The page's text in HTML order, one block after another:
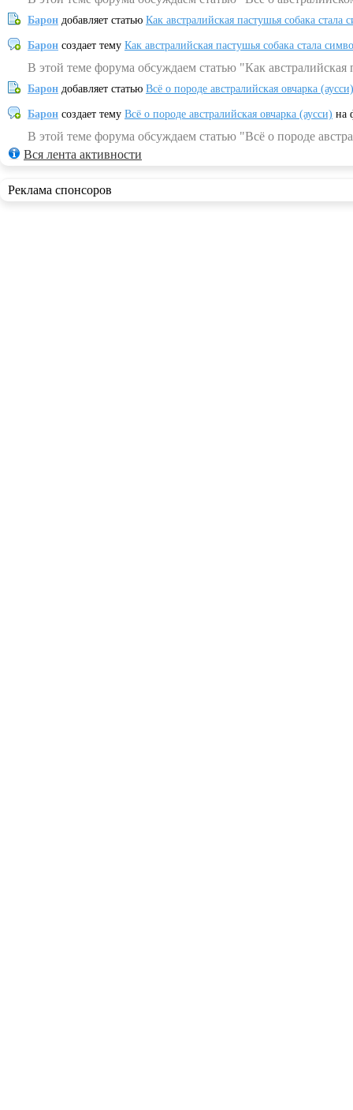
Барон добавляет статью Как австралийская пастушья собака
Барон создает тему Как австралийская пастушья собака стала
В этой теме форума обсуждаем статью "Как
Барон добавляет статью Всё о породе австралийская овчарка (аусси)
Барон создает тему Всё о породе австралийская овчарка (аусси) на
В этой теме форума обсуждаем статью "Всё о породе
Вся лента активности
Реклама спонсоров